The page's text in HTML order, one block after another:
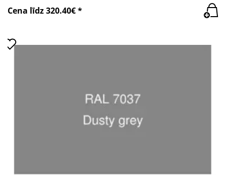
Cena līdz 320.40€ *